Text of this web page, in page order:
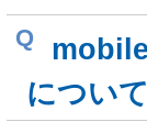
Q
につい